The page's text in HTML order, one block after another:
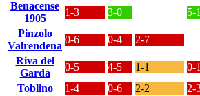
Benacense
1905
1-3 3-0 5-1
Pinzolo
Valrendena
0-6 0-4 2-7
Riva del
Garda
0-5 4-5 1-1 0-1
Toblino
1-4 0-6 2-2 2-